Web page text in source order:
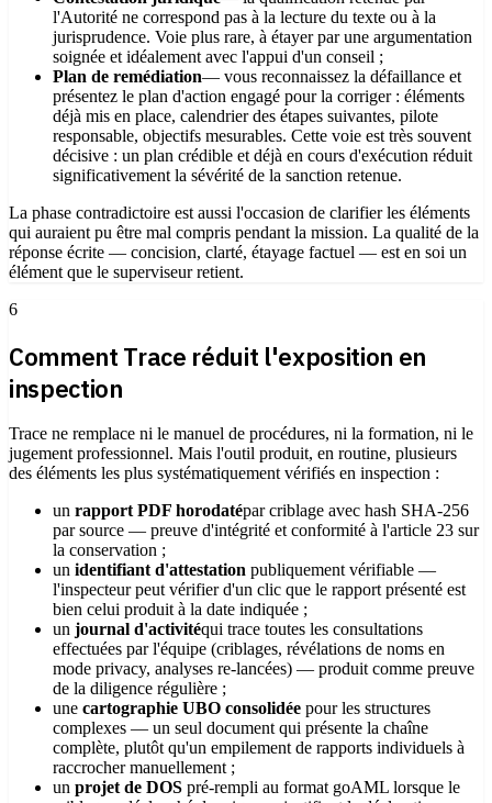
l'Autorité ne correspond pas à la lecture du texte ou à la
jurisprudence. Voie plus rare, à étayer par une argumentation
soignée et idéalement avec l'appui d'un conseil ;
Plan de remédiation— vous reconnaissez la défaillance et
présentez le plan d'action engagé pour la corriger : éléments
déjà mis en place, calendrier des étapes suivantes, pilote
responsable, objectifs mesurables. Cette voie est très souvent
décisive : un plan crédible et déjà en cours d'exécution réduit
significativement la sévérité de la sanction retenue.
La phase contradictoire est aussi l'occasion de clarifier les éléments
qui auraient pu être mal compris pendant la mission. La qualité de la
réponse écrite — concision, clarté, étayage factuel — est en soi un
élément que le superviseur retient.
6
Comment Trace réduit l'exposition en
inspection
Trace ne remplace ni le manuel de procédures, ni la formation, ni le
jugement professionnel. Mais l'outil produit, en routine, plusieurs
des éléments les plus systématiquement vérifiés en inspection :
un rapport PDF horodatépar criblage avec hash SHA-256
par source — preuve d'intégrité et conformité à l'article 23 sur
la conservation ;
un identifiant d'attestation publiquement vérifiable —
l'inspecteur peut vérifier d'un clic que le rapport présenté est
bien celui produit à la date indiquée ;
un journal d'activitéqui trace toutes les consultations
effectuées par l'équipe (criblages, révélations de noms en
mode privacy, analyses re-lancées) — produit comme preuve
de la diligence régulière ;
une cartographie UBO consolidée pour les structures
complexes — un seul document qui présente la chaîne
complète, plutôt qu'un empilement de rapports individuels à
raccrocher manuellement ;
un projet de DOS pré-rempli au format goAML lorsque le